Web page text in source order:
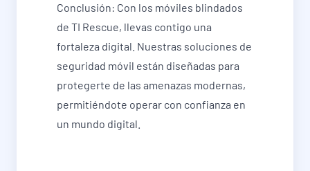
Conclusión: Con los móviles blindados
de TI Rescue, llevas contigo una
fortaleza digital. Nuestras soluciones de
seguridad móvil están diseñadas para
protegerte de las amenazas modernas,
permitiéndote operar con confianza en
un mundo digital.